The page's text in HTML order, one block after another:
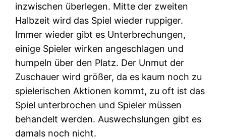
inzwischen überlegen. Mitte der zweiten
Halbzeit wird das Spiel wieder ruppiger.
Immer wieder gibt es Unterbrechungen,
einige Spieler wirken angeschlagen und
humpeln über den Platz. Der Unmut der
Zuschauer wird größer, da es kaum noch zu
spielerischen Aktionen kommt, zu oft ist das
Spiel unterbrochen und Spieler müssen
behandelt werden. Auswechslungen gibt es
damals noch nicht.